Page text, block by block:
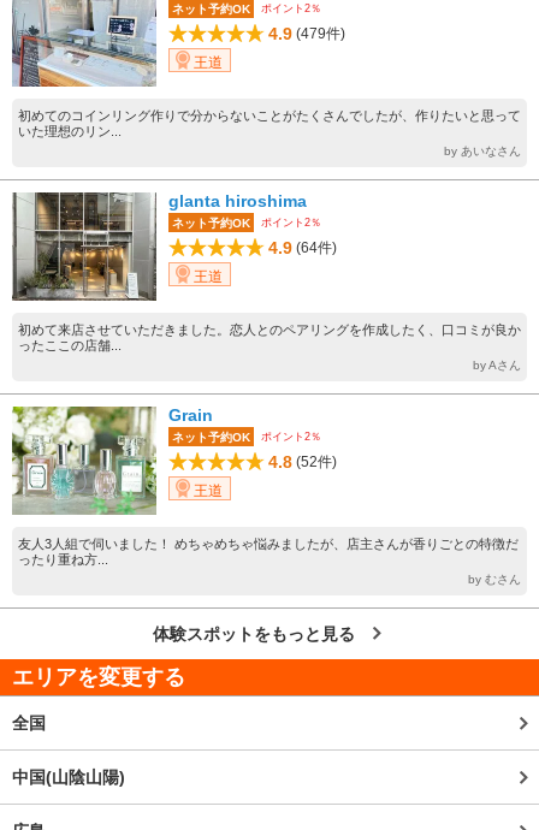
ネット予約OK ポイント2％
4.9 (479件)
王道
初めてのコインリング作りで分からないことがたくさんでしたが、作りたいと思って
いた理想のリン...
by あいなさん
glanta hiroshima
ネット予約OK ポイント2％
4.9 (64件)
王道
初めて来店させていただきました。恋人とのペアリングを作成したく、口コミが良か
ったここの店舗...
by Aさん
Grain
ネット予約OK ポイント2％
4.8 (52件)
王道
友人3人組で伺いました！ めちゃめちゃ悩みましたが、店主さんが香りごとの特徴だ
ったり重ね方...
by むさん
体験スポットをもっと見る
エリアを変更する
全国
中国(山陰山陽)